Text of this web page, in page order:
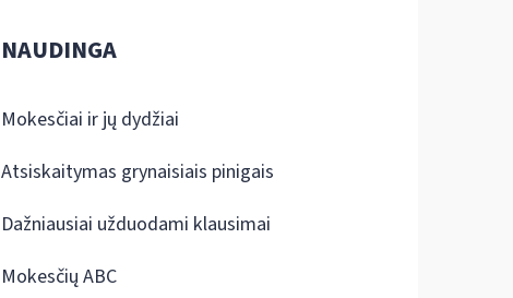
NAUDINGA
Mokesčiai ir jų dydžiai
Atsiskaitymas grynaisiais pinigais
Dažniausiai užduodami klausimai
Mokesčių ABC